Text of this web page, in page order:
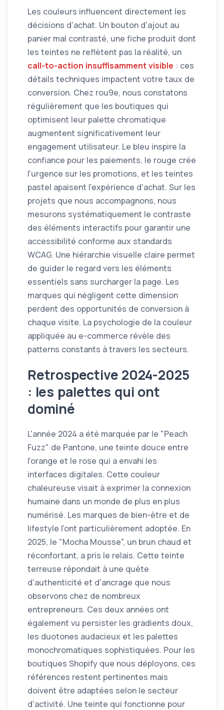
Les couleurs influencent directement les
décisions d'achat. Un bouton d'ajout au
panier mal contrasté, une fiche produit dont
les teintes ne reflètent pas la réalité, un
call-to-action insuffisamment visible : ces
détails techniques impactent votre taux de
conversion. Chez rou9e, nous constatons
régulièrement que les boutiques qui
optimisent leur palette chromatique
augmentent significativement leur
engagement utilisateur. Le bleu inspire la
confiance pour les paiements, le rouge crée
l'urgence sur les promotions, et les teintes
pastel apaisent l'expérience d'achat. Sur les
projets que nous accompagnons, nous
mesurons systématiquement le contraste
des éléments interactifs pour garantir une
accessibilité conforme aux standards
WCAG. Une hiérarchie visuelle claire permet
de guider le regard vers les éléments
essentiels sans surcharger la page. Les
marques qui négligent cette dimension
perdent des opportunités de conversion à
chaque visite. La psychologie de la couleur
appliquée au e-commerce révèle des
patterns constants à travers les secteurs.
Retrospective 2024-2025
: les palettes qui ont
dominé
L'année 2024 a été marquée par le "Peach
Fuzz" de Pantone, une teinte douce entre
l'orange et le rose qui a envahi les
interfaces digitales. Cette couleur
chaleureuse visait à exprimer la connexion
humaine dans un monde de plus en plus
numérisé. Les marques de bien-être et de
lifestyle l'ont particulièrement adoptée. En
2025, le "Mocha Mousse", un brun chaud et
réconfortant, a pris le relais. Cette teinte
terreuse répondait à une quête
d'authenticité et d'ancrage que nous
observons chez de nombreux
entrepreneurs. Ces deux années ont
également vu persister les gradients doux,
les duotones audacieux et les palettes
monochromatiques sophistiquées. Pour les
boutiques Shopify que nous déployons, ces
références restent pertinentes mais
doivent être adaptées selon le secteur
d'activité. Une teinte qui fonctionne pour